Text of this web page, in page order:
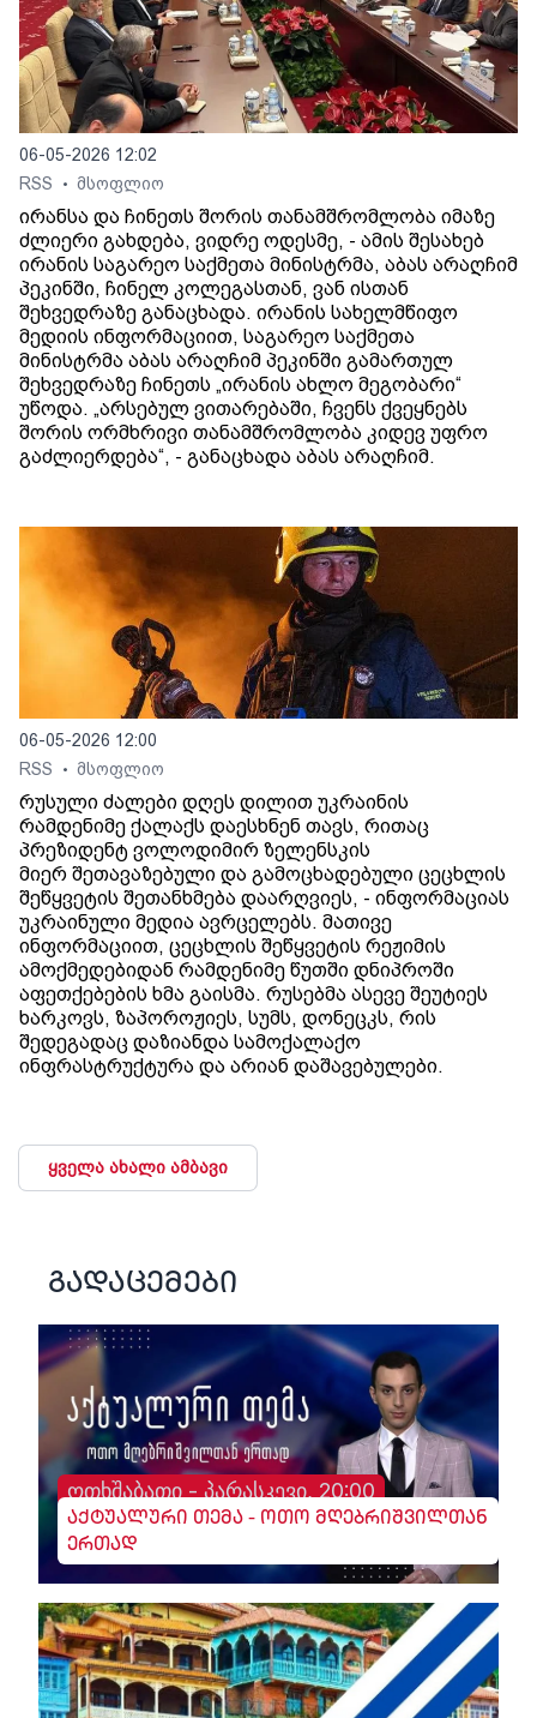
06-05-2026 12:02
RSS
• მსოფლიო
ირანსა და ჩინეთს შორის თანამშრომლობა იმაზე
ძლიერი გახდება, ვიდრე ოდესმე, - ამის შესახებ
ირანის საგარეო საქმეთა მინისტრმა, აბას არაღჩიმ
პეკინში, ჩინელ კოლეგასთან, ვან ისთან
შეხვედრაზე განაცხადა. ირანის სახელმწიფო
მედიის ინფორმაციით, საგარეო საქმეთა
მინისტრმა აბას არაღჩიმ პეკინში გამართულ
შეხვედრაზე ჩინეთს „ირანის ახლო მეგობარი“
უწოდა. „არსებულ ვითარებაში, ჩვენს ქვეყნებს
შორის ორმხრივი თანამშრომლობა კიდევ უფრო
გაძლიერდება“, - განაცხადა აბას არაღჩიმ.
06-05-2026 12:00
RSS
• მსოფლიო
რუსული ძალები დღეს დილით უკრაინის
რამდენიმე ქალაქს დაესხნენ თავს, რითაც
პრეზიდენტ ვოლოდიმირ ზელენსკის
მიერ შეთავაზებული და გამოცხადებული ცეცხლის
შეწყვეტის შეთანხმება დაარღვიეს, - ინფორმაციას
უკრაინული მედია ავრცელებს. მათივე
ინფორმაციით, ცეცხლის შეწყვეტის რეჟიმის
ამოქმედებიდან რამდენიმე წუთში დნიპროში
აფეთქებების ხმა გაისმა. რუსებმა ასევე შეუტიეს
ხარკოვს, ზაპოროჟიეს, სუმს, დონეცკს, რის
შედეგადაც დაზიანდა სამოქალაქო
ინფრასტრუქტურა და არიან დაშავებულები.
ყველა ახალი ამბავი
გადაცემები
ოთხშაბათი - პარასკევი, 20:00
აქტუალური თემა - ოთო მღებრიშვილთან
ერთად